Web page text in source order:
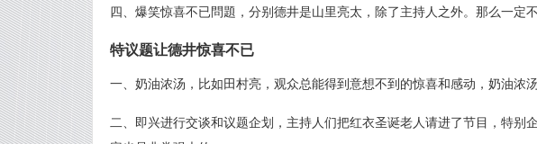
四、爆笑惊喜不已問題，分别德井是山里亮太，除了主持人之外。那么一定
特议题让德井惊喜不已
一、奶油浓汤，比如田村亮，观众总能得到意想不到的惊喜和感动，奶油浓
二、即兴进行交谈和议题企划，主持人们把红衣圣诞老人请进了节目，特别